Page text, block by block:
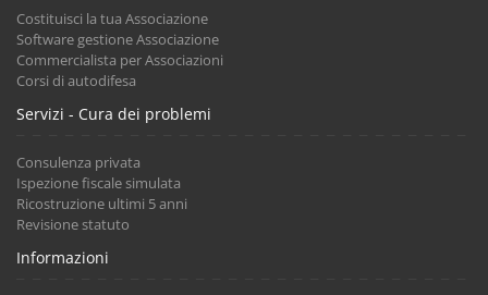
Costituisci la tua Associazione
Software gestione Associazione
Commercialista per Associazioni
Corsi di autodifesa
Servizi - Cura dei problemi
Consulenza privata
Ispezione fiscale simulata
Ricostruzione ultimi 5 anni
Revisione statuto
Informazioni